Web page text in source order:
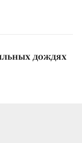
дождях